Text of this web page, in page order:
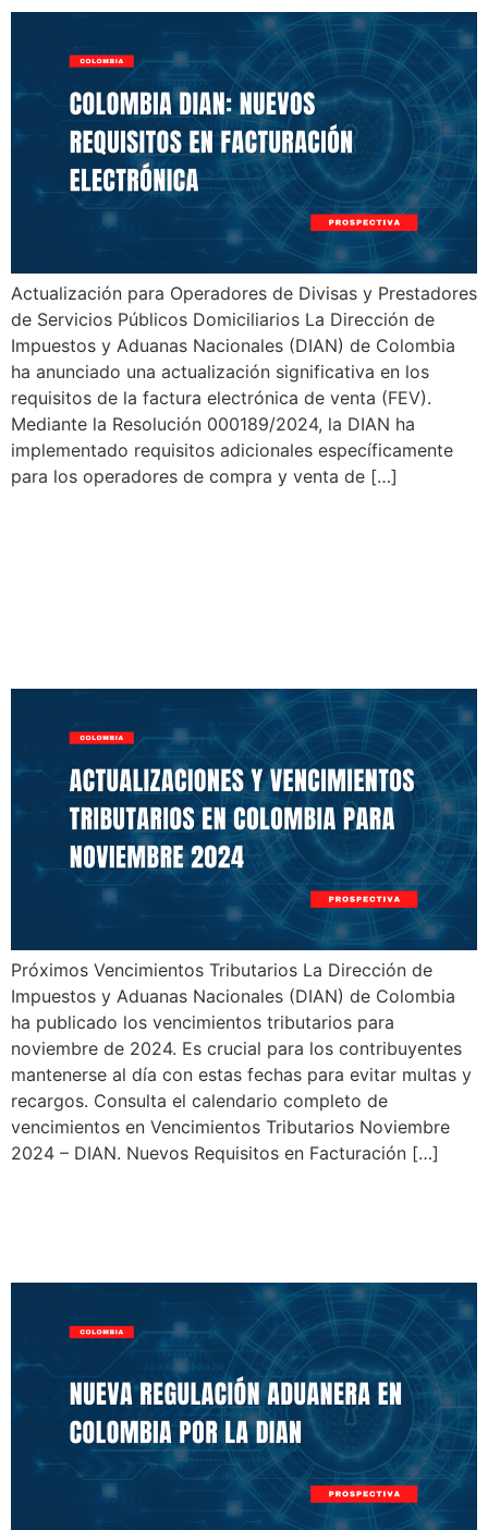
Actualización para Operadores de Divisas y Prestadores
de Servicios Públicos Domiciliarios La Dirección de
Impuestos y Aduanas Nacionales (DIAN) de Colombia
ha anunciado una actualización significativa en los
requisitos de la factura electrónica de venta (FEV).
Mediante la Resolución 000189/2024, la DIAN ha
implementado requisitos adicionales específicamente
para los operadores de compra y venta de […]
Próximos Vencimientos Tributarios La Dirección de
Impuestos y Aduanas Nacionales (DIAN) de Colombia
ha publicado los vencimientos tributarios para
noviembre de 2024. Es crucial para los contribuyentes
mantenerse al día con estas fechas para evitar multas y
recargos. Consulta el calendario completo de
vencimientos en Vencimientos Tributarios Noviembre
2024 – DIAN. Nuevos Requisitos en Facturación […]